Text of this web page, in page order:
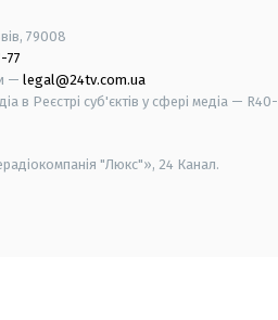
79008
77
— legal@24tv.com.ua
в Реєстрі суб'єктів у сфері медіа — R40-
"Люкс"», 24 Канал.